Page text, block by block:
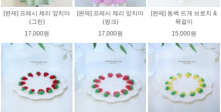
[완제] 프레시 체리 앞치마
(그린)
17,000원
[완제] 프레시 체리 앞치마
(핑크)
17,000원
[완제] 동백 뜨개 브로치 &
목걸이
15,000원